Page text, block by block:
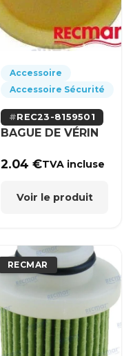
Accessoire
Accessoire Sécurité
REC23-8159501
BAGUE DE VÉRIN
2.04€TVA incluse
Voir le produit
RECMAR